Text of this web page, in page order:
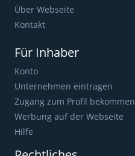
Über Webseite
Kontakt
Für Inhaber
Konto
Unternehmen eintragen
Zugang zum Profil bekommen
Werbung auf der Webseite
Hilfe